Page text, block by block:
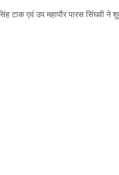
टाक एवं उप महापौर पारस सिंघवी ने